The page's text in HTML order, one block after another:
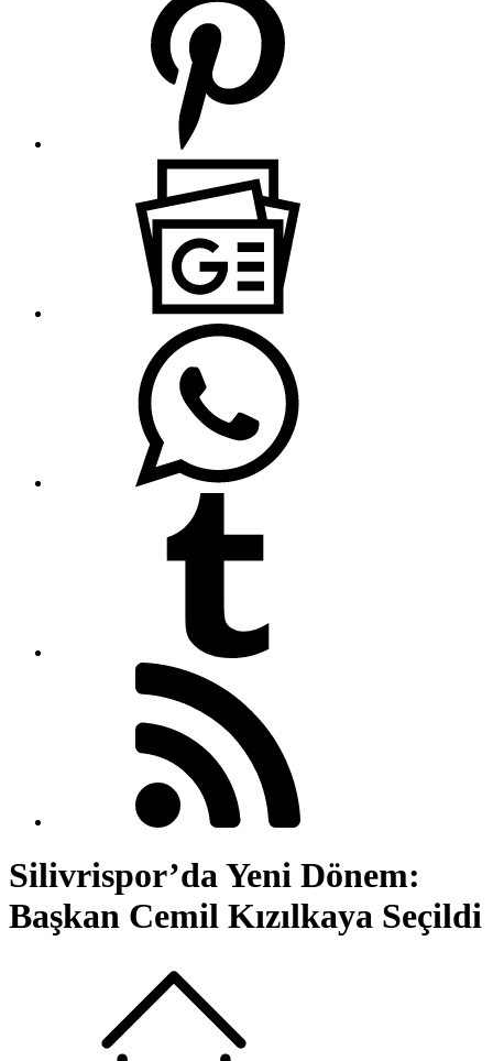
Silivrispor’da Yeni Dönem:
Başkan Cemil Kızılkaya Seçildi